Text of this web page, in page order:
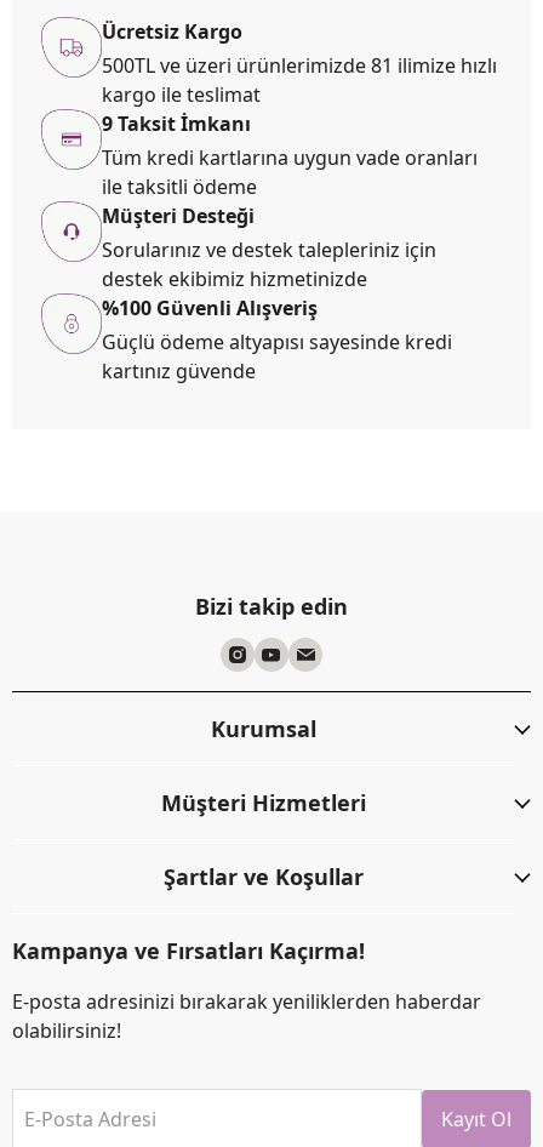
Ücretsiz Kargo
500TL ve üzeri ürünlerimizde 81 ilimize hızlı
kargo ile teslimat
9 Taksit İmkanı
Tüm kredi kartlarına uygun vade oranları
ile taksitli ödeme
Müşteri Desteği
Sorularınız ve destek talepleriniz için
destek ekibimiz hizmetinizde
%100 Güvenli Alışveriş
Güçlü ödeme altyapısı sayesinde kredi
kartınız güvende
Bizi takip edin
Kurumsal
Müşteri Hizmetleri
Şartlar ve Koşullar
Kampanya ve Fırsatları Kaçırma!
E-posta adresinizi bırakarak yeniliklerden haberdar
olabilirsiniz!
E-Posta Adresi Kayıt Ol